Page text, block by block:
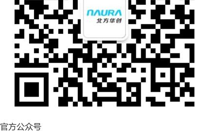
官方公众号